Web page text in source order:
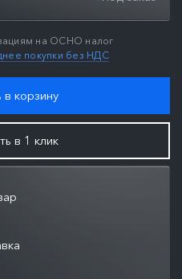
на ОСНО налог
покупки без НДС
корзину
в 1 клик